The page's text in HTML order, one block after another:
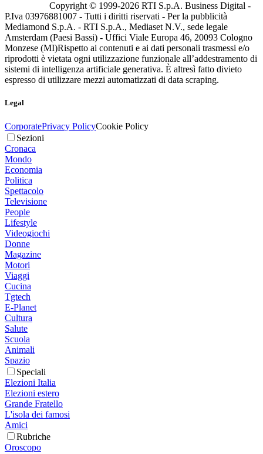
Copyright © 1999-2026 RTI S.p.A. Business Digital -
P.Iva 03976881007 - Tutti i diritti riservati - Per la pubblicità
Mediamond S.p.A. - RTI S.p.A., Mediaset N.V., sede legale
Amsterdam (Paesi Bassi) - Uffici Viale Europa 46, 20093 Cologno
Monzese (MI)Rispetto ai contenuti e ai dati personali trasmessi e/o
riprodotti è vietata ogni utilizzazione funzionale all’addestramento di
sistemi di intelligenza artificiale generativa. È altresì fatto divieto
espresso di utilizzare mezzi automatizzati di data scraping.
Legal
CorporatePrivacy PolicyCookie Policy
Sezioni
Cronaca
Mondo
Economia
Politica
Spettacolo
Televisione
People
Lifestyle
Videogiochi
Donne
Magazine
Motori
Viaggi
Cucina
Tgtech
E-Planet
Cultura
Salute
Scuola
Animali
Spazio
Speciali
Elezioni Italia
Elezioni estero
Grande Fratello
L'isola dei famosi
Amici
Rubriche
Oroscopo